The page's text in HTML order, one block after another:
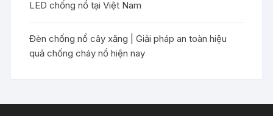
LED chống nổ tại Việt Nam
Đèn chống nổ cây xăng | Giải pháp an toàn hiệu
quả chống cháy nổ hiện nay